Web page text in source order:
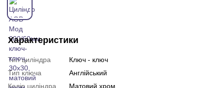
Характеристики
Тип циліндра
Ключ - ключ
Тип ключа
Англійський
Колір циліндра
Матовий хром